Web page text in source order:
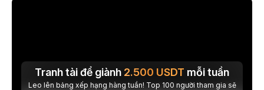
Tranh tài để giành 2.500 USDT mỗi tuần
Leo lên bảng xếp hạng hàng tuần! Top 100 người tham gia sẽ